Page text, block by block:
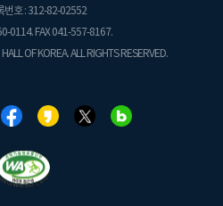
번호 : 312-82-02552
0114. FAX 041-557-8167.
OF KOREA. ALL RIGHTS RESERVED.